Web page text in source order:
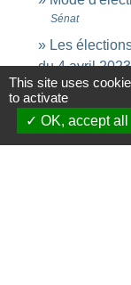
Sénat
Les
du 4 avril
Première
This site uses
to activate
OK, accept all